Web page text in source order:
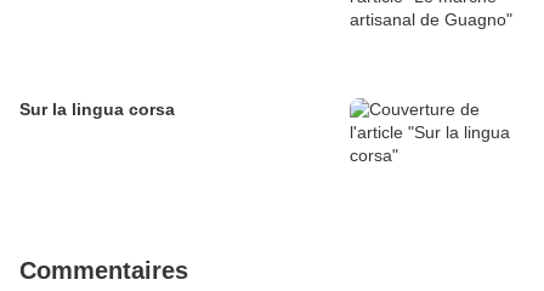
Sur la lingua corsa
Commentaires